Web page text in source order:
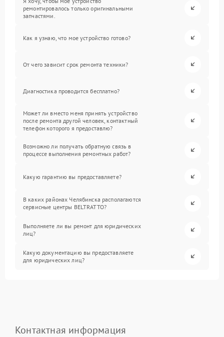
ремонтировалось только оригинальными
запчастями.
Как я узнаю, что мое устройство готово?
От чего зависит срок ремонта техники?
Диагностика проводится бесплатно?
Может ли вместо меня принять устройство
после ремонта другой человек, контактный
телефон которого я предоставлю?
Возможно ли получать обратную связь в
процессе выполнения ремонтных работ?
Какую гарантию вы предоставляете?
В каких районах Челябинска располагаются
сервисные центры BELTRATTO?
Выполняете ли вы ремонт для юридических
лиц?
Какую документацию вы предоставляете
для юридических лиц?
Контактная информация